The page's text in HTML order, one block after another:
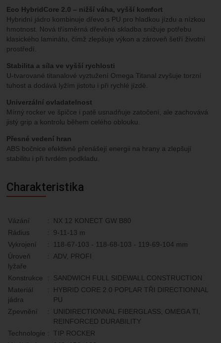
Eco HybridCore 2.0 – nižší váha, vyšší komfort
Hybridní jádro kombinuje dřevo s PU pro hladkou jízdu a nízkou
hmotnost. Nová třísměrná dřevěná skladba snižuje potřebu
klasického laminátu, čímž zlepšuje výkon a zároveň šetří životní
prostředí.
Stabilita a síla ve vyšší rychlosti
U-tvarované titanalové vyztužení Omega Titanal zvyšuje torzní
tuhost a dodává lyžím jistotu i při rychlé jízdě.
Univerzální ovladatelnost
Mírný rocker ve špičce i patě usnadňuje zatočení, ale zachovává
jistý grip a kontrolu během celého oblouku.
Přesné vedení hran
ABS bočnice efektivně přenášejí energii na hrany a zlepšují
stabilitu i při tvrdém podkladu.
Charakteristika
Vázání :
NX 12 KONECT GW B80
Rádius
:
9-11-13 m
Vykrojení
:
118-67-103 - 118-68-103 - 119-69-104 mm
Úroveň
lyžaře
: ADV, PROFI
Konstrukce :
SANDWICH FULL SIDEWALL CONSTRUCTION
Materiál
jádra
:
HYBRID CORE 2.0 POPLAR TŘI DIRECTIONNAL
PU
Zpevnění
:
UNIDIRECTIONNAL FIBERGLASS, OMEGA TI,
REINFORCED DURABILITY
Technologie :
TIP ROCKER